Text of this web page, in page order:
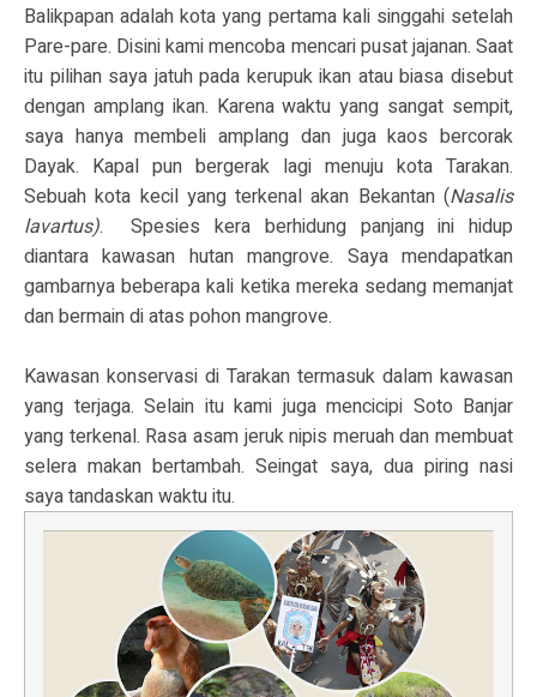
Balikpapan adalah kota yang pertama kali singgahi setelah
Pare-pare. Disini kami mencoba mencari pusat jajanan. Saat
itu pilihan saya jatuh pada kerupuk ikan atau biasa disebut
dengan amplang ikan. Karena waktu yang sangat sempit,
saya hanya membeli amplang dan juga kaos bercorak
Dayak. Kapal pun bergerak lagi menuju kota Tarakan.
Sebuah kota kecil yang terkenal akan Bekantan (Nasalis
lavartus).
Spesies kera berhidung panjang ini hidup
diantara kawasan hutan mangrove. Saya mendapatkan
gambarnya beberapa kali ketika mereka sedang memanjat
dan bermain di atas pohon mangrove.
Kawasan konservasi di Tarakan termasuk dalam kawasan
yang terjaga. Selain itu kami juga mencicipi Soto Banjar
yang terkenal. Rasa asam jeruk nipis meruah dan membuat
selera makan bertambah. Seingat saya, dua piring nasi
saya tandaskan waktu itu.